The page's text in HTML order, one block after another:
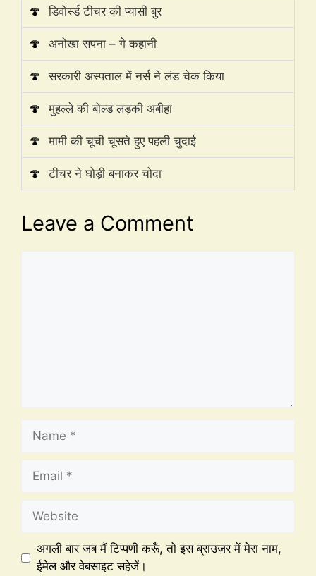
🍄 डिवोर्स्ड टीचर की प्यासी बुर
🍄 अनोखा सपना – गे कहानी
🍄 सरकारी अस्पताल में नर्स ने लंड चेक किया
🍄 मुहल्ले की बोल्ड लड़की अबीहा
🍄 मामी की चूची चूसते हुए पहली चुदाई
🍄 टीचर ने घोड़ी बनाकर चोदा
Leave a Comment
अगली बार जब मैं टिप्पणी करूँ, तो इस ब्राउज़र में मेरा नाम,
ईमेल और वेबसाइट सहेजें।